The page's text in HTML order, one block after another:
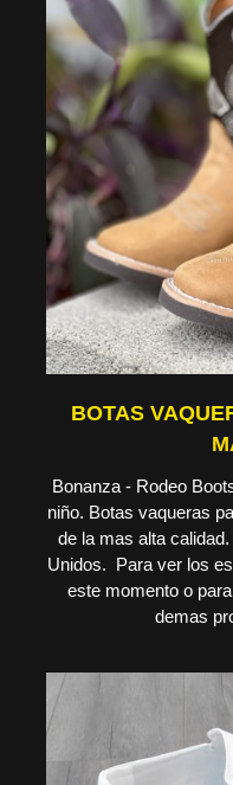
BOTAS
Bonanza - Rodeo
niño. Botas vaqueras
de la mas alta
Unidos. Para ver los
este momento o
demas